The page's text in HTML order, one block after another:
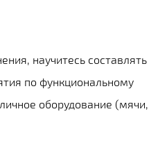
научитесь составлять
по функциональному
оборудование (мячи,